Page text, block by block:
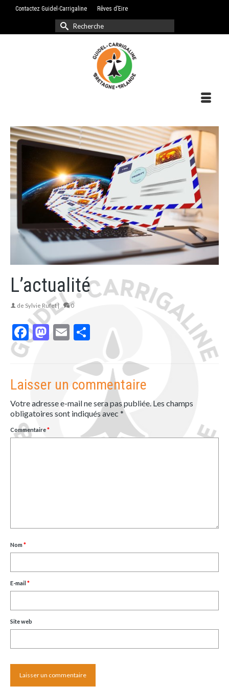
Contactez Guidel-Carrigaline Rêves d’Eire
Rechercher :
L’actualité
de Sylvie Rufet| 0
Facebook
Mastodon
EmailPartager
Laisser un commentaire
Votre adresse e-mail ne sera pas publiée. Les champs
obligatoires sont indiqués avec *
Commentaire*
Nom*
E-mail *
Site web